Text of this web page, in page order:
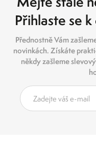
Přihlaste se
Přednostně Vám
novinkách. Získáte
někdy zašleme